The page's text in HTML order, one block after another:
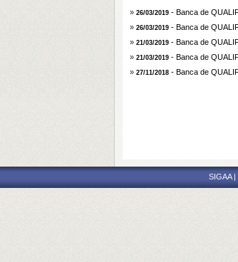
» 26/03/2019 - Banca de
» 26/03/2019 - Banca de
» 21/03/2019 - Banca de
» 21/03/2019 - Banca de
» 27/11/2018 - Banca de
SIGAA